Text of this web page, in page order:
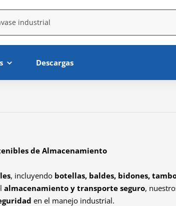
Descargas
de Almacenamiento
, incluyendo botellas, baldes, bidones,
almacenamiento y transporte seguro,
en el manejo industrial.